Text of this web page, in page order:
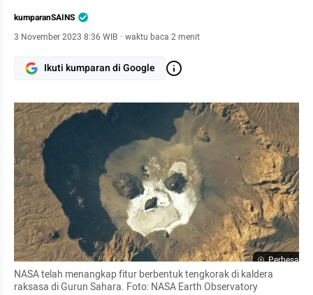
kumparanSAINS
3 November 2023 8:36 WIB · waktu baca 2 menit
Ikuti kumparan di Google
Perbesar
NASA telah menangkap fitur berbentuk tengkorak di kaldera
raksasa di Gurun Sahara. Foto: NASA Earth Observatory